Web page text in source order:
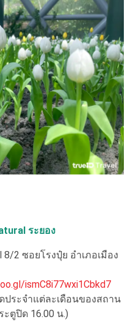
ระยอง
8/2 ซอยโรงปุ๋ย อำเภอเมือง
ismC8i77wxi1Cbkd7
ประจำแต่ละเดือนของสถาน
ะตูปิด 16.00 น.)